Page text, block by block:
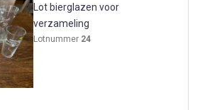
Lot bierglazen voor
verzameling
Lotnummer 24